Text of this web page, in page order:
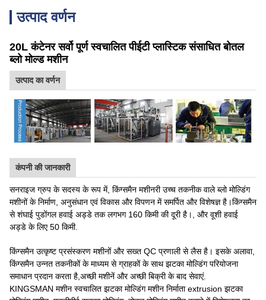
उत्पाद वर्णन
20L कंटेनर सर्वो पूर्ण स्वचालित पीईटी प्लास्टिक संसाधित बोतल
ब्लो मोल्ड मशीन
उत्पाद का वर्णन
कंपनी की जानकारी
सनराइज ग्रुप के सदस्य के रूप में, किंग्समैन मशीनरी उच्च तकनीक वाले ब्लो मोल्डिंग
मशीनों के निर्माण, अनुसंधान एवं विकास और विपणन में समर्पित और विशेषज्ञ है।किंग्समैन
से शंघाई पुडोंगल हवाई अड्डे तक लगभग 160 किमी की दूरी है।, और वूशी हवाई
अड्डे के लिए 50 किमी.
किंग्समैन उत्कृष्ट प्रसंस्करण मशीनों और सख्त QC प्रणाली से लैस है। इसके अलावा,
किंग्समैन उन्नत तकनीकों के माध्यम से ग्राहकों के साथ झटका मोल्डिंग परियोजना
समाधान प्रदान करता है,अच्छी मशीनें और अच्छी बिक्री के बाद सेवाएं.
KINGSMAN मशीन स्वचालित झटका मोल्डिंग मशीन निर्माता extrusion झटका